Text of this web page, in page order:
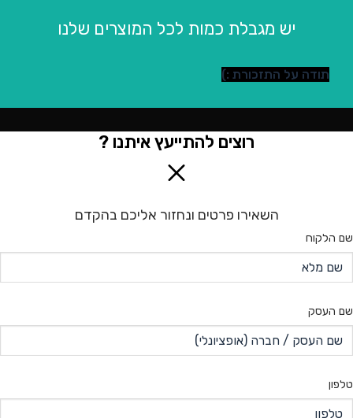
יש מגבלת כמות לכל המוצרים שלנו
תודה על התזכורת :)
רוצים להתייעץ איתנו ?
השאירו פרטים ונחזור אליכם בהקדם
שם הלקוח
שם העסק
טלפון